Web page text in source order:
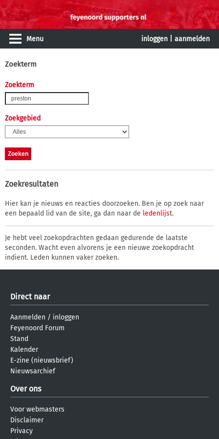
Menu inloggen aanmelden
Zoekterm
Zoekterm
Zoekgebied
Zoekresultaten
Hier kan je nieuws en reacties doorzoeken. Ben je op zoek naar
een bepaald lid van de site, ga dan naar de ledenlijst.
Je hebt veel zoekopdrachten gedaan gedurende de laatste
seconden. Wacht even alvorens je een nieuwe zoekopdracht
indient. Leden kunnen vaker zoeken.
Direct naar
Aanmelden / inloggen
Feyenoord Forum
Stand
Kalender
E-zine (nieuwsbrief)
Nieuwsarchief
Over ons
Voor webmasters
Disclaimer
Privacy